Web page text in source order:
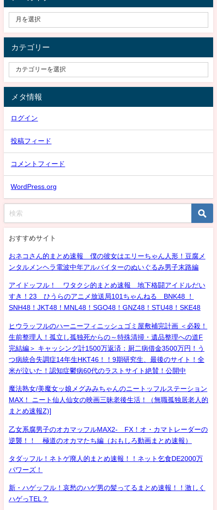
カテゴリー
メタ情報
ログイン
投稿フィード
コメントフィード
WordPress.org
おすすめサイト
おネコさん的まとめ速報 僕の彼女はエリーちゃん人形！豆腐メ
ンタルメンヘラ電波中年アルバイターのぬいぐるみ男子末路編
アイドッフル！ ワタクシ的まとめ速報 地下格闘アイドルだい
すき！23 ひうらのアニメ放送局101ちゃんねる BNK48 ！
SNH48！JKT48！MNL48！SGO48！GNZ48！STU48！SKE48
ヒウラッフルのハーニーフィニッシュゴミ屋敷補完計画 ＜必殺！
生前整理人！孤立し孤独死からの～特殊清掃・遺品整理への道F
完結編＞ キャッシング計1500万返済：厨二病借金3500万円！う
つ病統合失調症14年生HKT46！！9期研究生、最後のサイト！全
米が泣いた！認知症鬱病60代のラストサイト絶賛！公開中
魔法熟女/美魔女ッ娘メグみみちゃんのニートッフルステーション
MAX！ ニート仙人仙女の映画三昧老後生活！（無職孤独居老人的
まとめ速報Z)]
乙女系腐男子のオカマッフルMAX2- FX！オ・カマトレーダーの
逆襲！！ 極道のオカマたち編（おもしろ動画まとめ速報）
タダッフル！ネトゲ廃人的まとめ速報！！ネット乞食DE2000万
パワーズ！
新・ハゲッフル！哀愁のハゲ男の髪ってるまとめ速報！！激しく
ハゲっTEL？